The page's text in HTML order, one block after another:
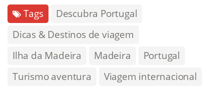
Tags
Descubra Portugal
Dicas & Destinos de viagem
Ilha da Madeira
Madeira
Portugal
Turismo aventura
Viagem internacional